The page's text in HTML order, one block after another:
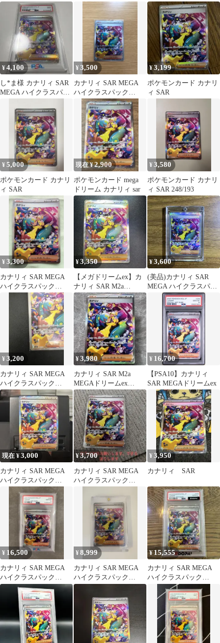
MEGAドリームex キラ
24…
¥4,100
し*ま様 カナリィ SAR
MEGA ハイクラスパッ
¥3,500
カナリィ SAR MEGA
ハイクラスパック
MEGAドリームex キラ
248
¥3,199
ポケモンカード カナリ
ィ SAR
¥5,000
ポケモンカード カナリ
ィ SAR
現在 ¥2,900
ポケモンカード mega
ドリーム カナリィ sar
¥3,580
ポケモンカード カナリ
ィ SAR 248/193
¥3,300
カナリィ SAR MEGA
ハイクラスパック
MEGAドリームex
¥3,350
【メガドリームex】カ
ナリィ SAR M2a
248/193
¥3,600
(美品)カナリィ SAR
MEGA ハイクラスパッ
ク MEGAドリームex
¥3,200
カナリィ SAR MEGA
ハイクラスパック
MEGAドリームex キラ
24…
¥3,980
カナリィ SAR M2a
MEGAドリームex
248/193 ポケカ
¥ 16,700
【PSA10】カナリィ
SAR MEGAドリームex
現在 ¥3,000
カナリィ SAR MEGA
ハイクラスパック
MEGAドリームex キラ
¥3,700
カナリィ SAR MEGA
ハイクラスパック
¥3,950
カナリィ SAR
¥ 16,500
カナリィ SAR MEGA
ハイクラスパック
MEGAドリームex キラ
¥8,999
カナリィ SAR MEGA
ハイクラスパック
MEGAドリームex キラ
¥15,555
カナリィ SAR MEGA
ハイクラスパック
MEGAドリームex キラ
24…